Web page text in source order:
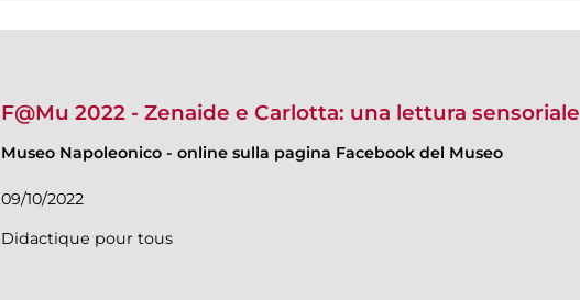
F@Mu 2022 - Zenaide e Carlotta: una lettura sensoriale
Museo Napoleonico - online sulla pagina Facebook del Museo
09/10/2022
Didactique pour tous